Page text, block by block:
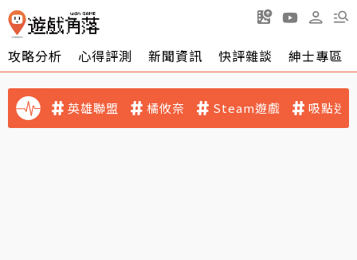
攻略分析 心得評測 新聞資訊 快評雜談 紳士專區
英雄聯盟 橘攸奈 Steam遊戲 吸點迷